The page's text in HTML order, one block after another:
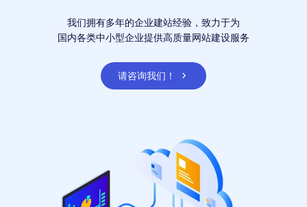
我们拥有多年的企业建站经验，致力于为
国内各类中小型企业提供高质量网站建设服务
请咨询我们！